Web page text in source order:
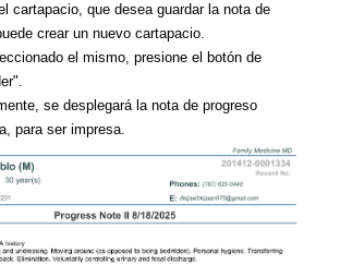
cartapacio, que desea guardar la nota de
crear un nuevo cartapacio.
el mismo, presione el botón de
se desplegará la nota de progreso
para ser impresa.